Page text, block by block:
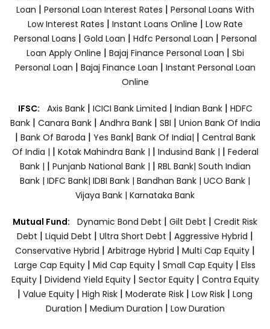
Loan | Personal Loan Interest Rates | Personal Loans With
Low Interest Rates | Instant Loans Online | Low Rate
Personal Loans | Gold Loan | Hdfc Personal Loan | Personal
Loan Apply Online | Bajaj Finance Personal Loan | Sbi
Personal Loan | Bajaj Finance Loan | Instant Personal Loan
Online
IFSC: Axis Bank | ICICI Bank Limited | Indian Bank | HDFC
Bank| Canara Bank | Andhra Bank| SBI | Union Bank Of India
| Bank Of Baroda | Yes Bank| Bank Of India| | Central Bank
Of India | | Kotak Mahindra Bank | | Indusind Bank | | Federal
Bank | | Punjanb National Bank | | RBL Bank| South Indian
Bank | IDFC Bank| IDBI Bank | Bandhan Bank | UCO Bank |
Vijaya Bank | Karnataka Bank
Mutual Fund: Dynamic Bond Debt | Gilt Debt | Credit Risk
Debt | Liquid Debt | Ultra Short Debt | Aggressive Hybrid |
Conservative Hybrid | Arbitrage Hybrid | Multi Cap Equity |
Large Cap Equity | Mid Cap Equity | Small Cap Equity | Elss
Equity| Dividend Yield Equity| Sector Equity | Contra Equity
| Value Equity | High Risk | Moderate Risk | Low Risk | Long
Duration | Medium Duration | Low Duration